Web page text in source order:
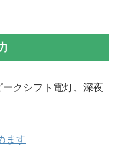
クシフト電灯、深夜
ます